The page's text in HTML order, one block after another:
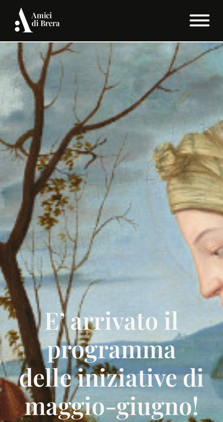
E’ arrivato il
programma
delle iniziative di
maggio-giugno!